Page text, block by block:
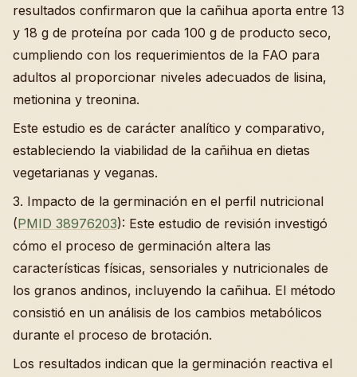
resultados confirmaron que la cañihua aporta entre 13
y 18 g de proteína por cada 100 g de producto seco,
cumpliendo con los requerimientos de la FAO para
adultos al proporcionar niveles adecuados de lisina,
metionina y treonina.
Este estudio es de carácter analítico y comparativo,
estableciendo la viabilidad de la cañihua en dietas
vegetarianas y veganas.
3. Impacto de la germinación en el perfil nutricional
(PMID 38976203): Este estudio de revisión investigó
cómo el proceso de germinación altera las
características físicas, sensoriales y nutricionales de
los granos andinos, incluyendo la cañihua. El método
consistió en un análisis de los cambios metabólicos
durante el proceso de brotación.
Los resultados indican que la germinación reactiva el